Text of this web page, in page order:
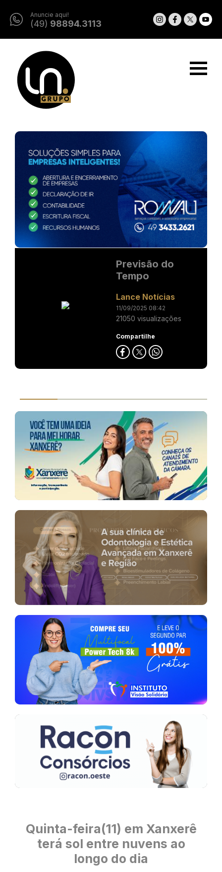
Anuncie aqui!
(49) 98894.3113
Previsão do
Tempo
Lance Notícias
11/09/2025 08:42
21050 visualizações
Compartilhe
Quinta-feira(11) em Xanxerê
terá sol entre nuvens ao
longo do dia